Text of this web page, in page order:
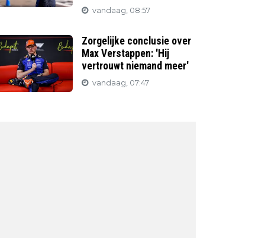
vandaag, 08:57
Zorgelijke conclusie over
Max Verstappen: 'Hij
vertrouwt niemand meer'
vandaag, 07:47